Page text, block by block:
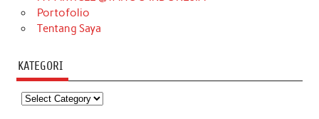
Portofolio
Tentang Saya
KATEGORI
Kategori